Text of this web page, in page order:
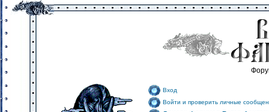
Вход
Войти и проверить личные